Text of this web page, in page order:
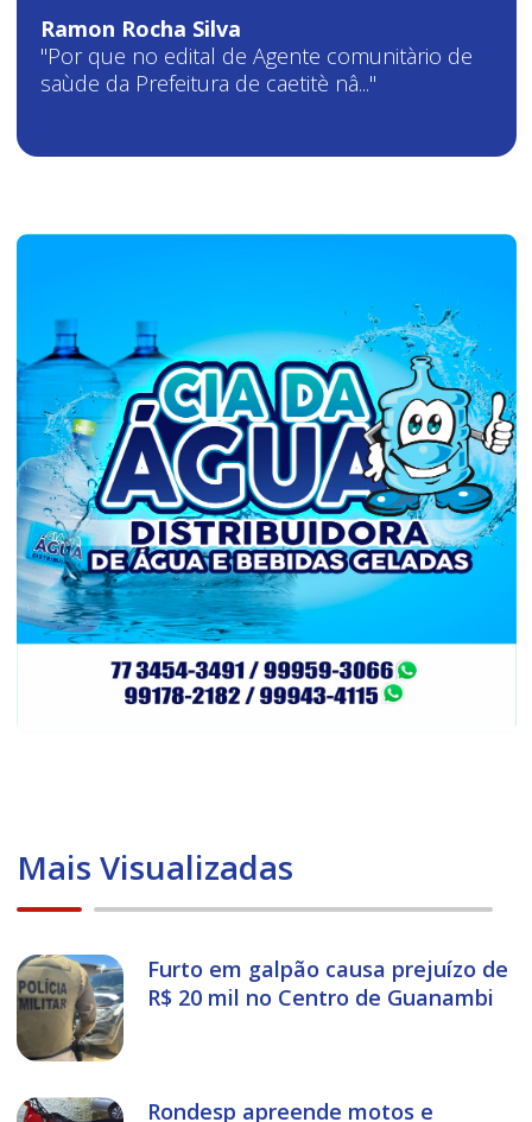
Ramon Rocha Silva
"Por que no edital de Agente comunitàrio de
saùde da Prefeitura de caetitè nâ..."
Mais Visualizadas
Furto em galpão causa prejuízo de
R$ 20 mil no Centro de Guanambi
Rondesp apreende motos e